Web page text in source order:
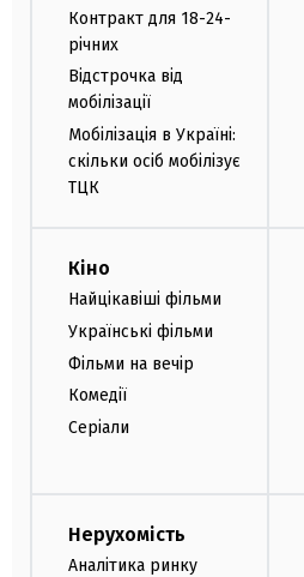
Контракт для 18-24-
річних
Відстрочка від
мобілізації
Мобілізація в Україні:
скільки осіб мобілізує
ТЦК
Кіно
Найцікавіші фільми
Українські фільми
Фільми на вечір
Комедії
Серіали
Нерухомість
Аналітика ринку